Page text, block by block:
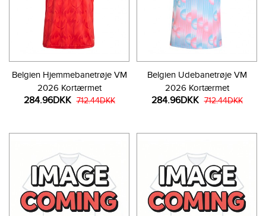
Belgien Hjemmebanetrøje VM
2026 Kortærmet
284.96DKK 712.44DKK
Belgien Udebanetrøje VM
2026 Kortærmet
284.96DKK 712.44DKK